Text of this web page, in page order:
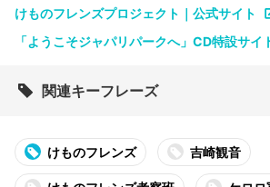
けものフレンズプロジェクト｜公式サイト
「ようこそジャパリパークへ」CD特設サイ
関連キーフレーズ
けものフレンズ 吉崎観音